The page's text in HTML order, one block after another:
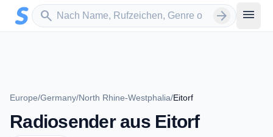
Zum Hauptinhalt springen
search
Sender suchen arrow_forward menu
Europe/Germany/North Rhine-Westphalia/Eitorf
Radiosender aus Eitorf